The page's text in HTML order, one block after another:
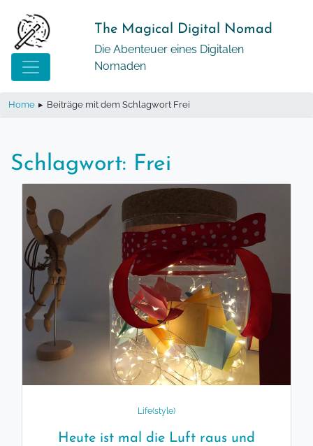
zum
Inhalt
The Magical Digital Nomad
Die Abenteuer eines Digitalen
Nomaden
Home ▸ Beiträge mit dem Schlagwort Frei
Schlagwort: Frei
Life(style)
Heute ist mal die Luft raus und